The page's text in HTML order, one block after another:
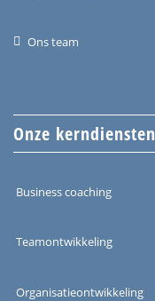
Ons team
Onze kerndiensten
Business coaching
Teamontwikkeling
Organisatieontwikkeling